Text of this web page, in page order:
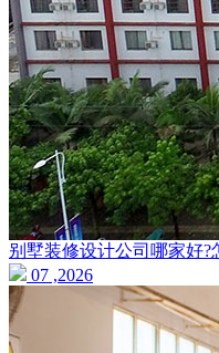
别墅装修设计公司哪家好?
07 ,2026